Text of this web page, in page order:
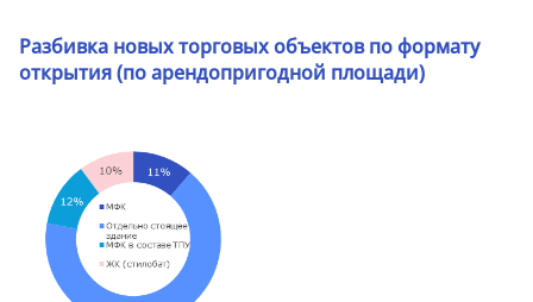
Разбивка новых торговых объектов по формату
открытия (поарендопригодной площади)